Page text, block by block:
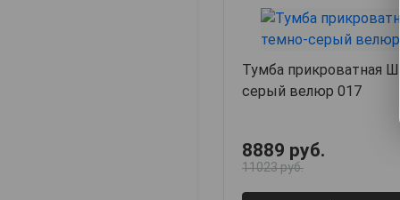
Тумба прикроватная
серый велюр 017
8889 руб.
11023 руб.